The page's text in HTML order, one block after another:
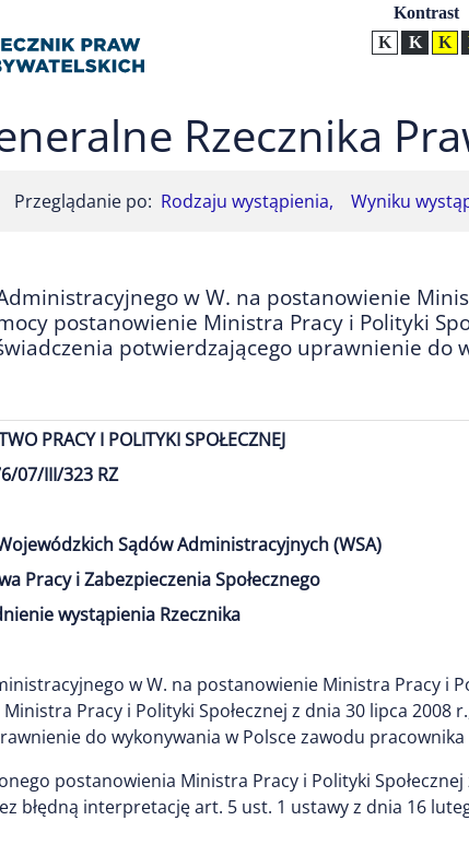
UstawieniaKontrast
Kontrast
Rzecznika
Przeglądanie po: Rodzaju wystąpienia, Wyniku
w W. na postanowienie
postanowienie Ministra Pracy i Polityki
potwierdzającego uprawnienie do
PRACY I POLITYKI SPOŁECZNEJ
07/III/323 RZ
Sądów Administracyjnych (WSA)
Pracy i Zabezpieczenia Społecznego
wystąpienia Rzecznika
w W. na postanowienie Ministra Pracy i
Pracy i Polityki Społecznej z dnia 30 lipca 2008
do wykonywania w Polsce zawodu pracownika
postanowienia Ministra Pracy i Polityki
błędną interpretację art. 5 ust. 1 ustawy z dnia 16